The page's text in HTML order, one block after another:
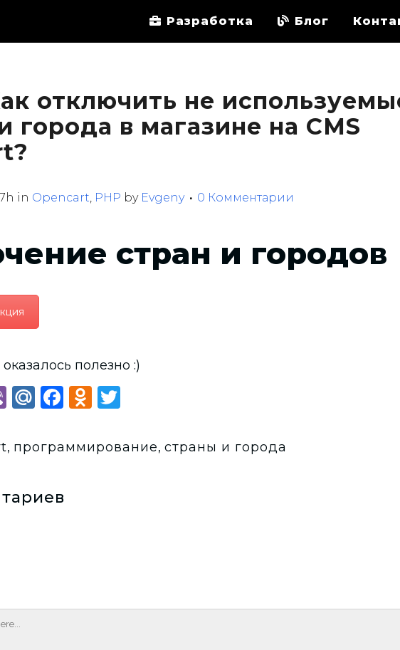
Разработка Блог
отключить не
города в магазине на CMS
in Opencart, PHP by Evgeny 0 Комментарии
стран и городов
полезно :)
ViberMail.Ru
Facebook
Odnoklassniki
, программирование, страны и города